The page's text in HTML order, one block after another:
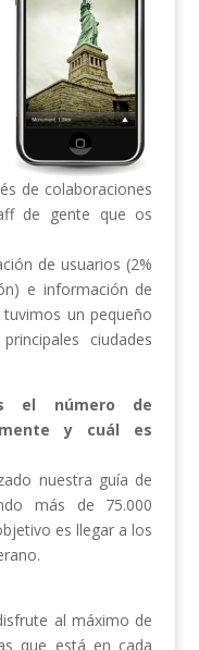
de colaboraciones
de gente que os
de usuarios (2%
e información de
un pequeño
ciudades
el número de
y cuál es
nuestra guía de
más de 75.000
es llegar a los
al máximo de
que está en cada